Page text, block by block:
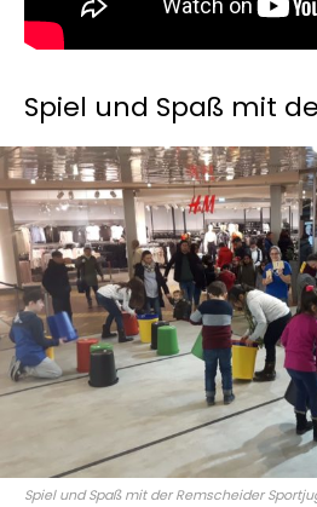
Spiel und Spaß mit
Spiel und Spaß mit der Remscheider